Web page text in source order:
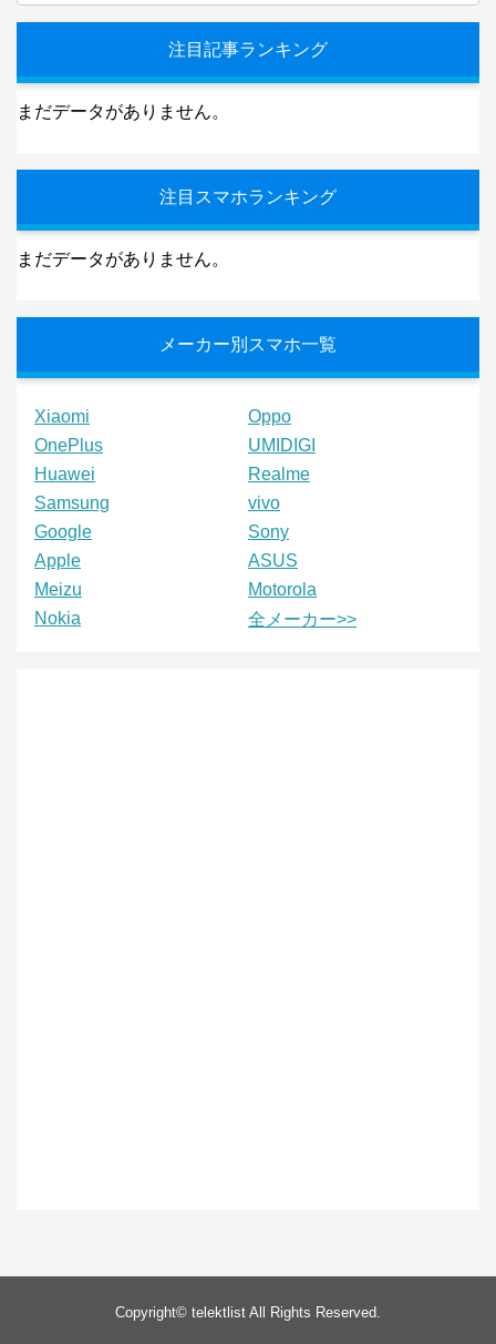
注目記事ランキング
まだデータがありません。
注目スマホランキング
まだデータがありません。
メーカー別スマホ一覧
Xiaomi
Oppo
OnePlus
UMIDIGI
Huawei
Realme
Samsung
vivo
Google
Sony
Apple
ASUS
Meizu
Motorola
Nokia
全メーカー>>
Copyright© telektlist All Rights Reserved.